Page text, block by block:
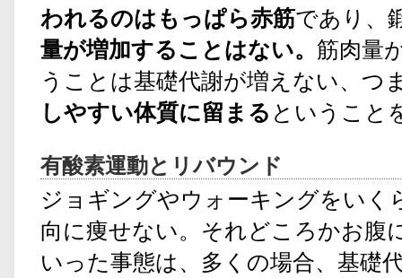
われるのはもっぱら赤筋であり、
量が増加することはない。 筋肉量
うことは基礎代謝が増えない、つ
しやすい体質に留まる ということ
有酸素運動とリバウンド
ジョギングやウォーキングをいく
向に痩せない。それどころかお腹
いった事態は、多くの場合、基礎